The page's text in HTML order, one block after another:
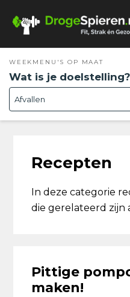
naar
naar
inhoud
naar
sidebar
footer
WEEKMENU'S OP MAAT
Wat is je doelstelling?
Recepten
In deze categorie
die gerelateerd zijn
Pittige
maken!